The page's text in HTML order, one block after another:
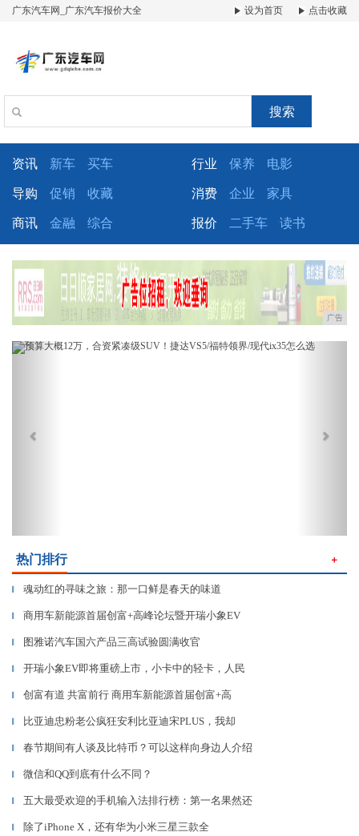
广东汽车网_广东汽车报价大全 设为首页 点击收藏
搜索
资讯 新车 买车 行业 保养 电影
导购 促销 收藏 消费 企业 家具
商讯 金融 综合 报价 二手车 读书
广告
Previous
热门排行 ＋
▎ 魂动红的寻味之旅：那一口鲜是春天的味道
▎ 商用车新能源首届创富+高峰论坛暨开瑞小象EV
▎ 图雅诺汽车国六产品三高试验圆满收官
▎ 开瑞小象EV即将重磅上市，小卡中的轻卡，人民
▎ 创富有道 共富前行 商用车新能源首届创富+高
▎ 比亚迪忠粉老公疯狂安利比亚迪宋PLUS，我却
▎ 春节期间有人谈及比特币？可以这样向身边人介绍
▎ 微信和QQ到底有什么不同？
▎ 五大最受欢迎的手机输入法排行榜：第一名果然还
▎ 除了iPhone X，还有华为小米三星三款全